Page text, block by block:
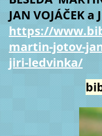
JAN VOJÁČEK a
https://
martin-jotov-
jiri-ledvinka/